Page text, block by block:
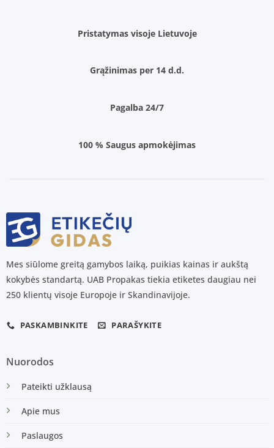
Pristatymas visoje Lietuvoje
Grąžinimas per 14 d.d.
Pagalba 24/7
100 % Saugus apmokėjimas
Mes siūlome greitą gamybos laiką, puikias kainas ir aukštą
kokybės standartą. UAB Propakas tiekia etiketes daugiau nei
250 klientų visoje Europoje ir Skandinavijoje.
PASKAMBINKITE PARAŠYKITE
Nuorodos
Pateikti užklausą
Apie mus
Paslaugos